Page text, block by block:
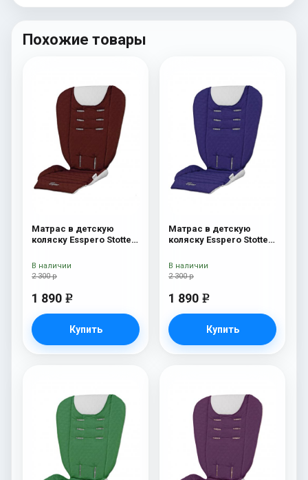
Похожие товары
Матрас в детскую
коляску Esspero Stotte
2 300 р
1 890 e
Купить
В наличии
Матрас в детскую
коляску Esspero Stotte
2 300 р
1 890 e
Купить
В наличии